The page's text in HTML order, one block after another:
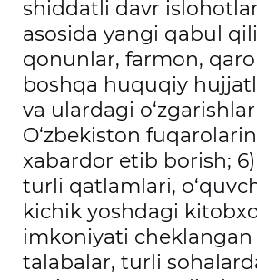
shiddatli davr
asosida yangi qabul
qonunlar, farmon,
boshqa huquqiy
va ulardagi
O‘zbekiston
xabardor etib borish;
turli qatlamlari,
kichik yoshdagi
imkoniyati cheklangan
talabalar, turli